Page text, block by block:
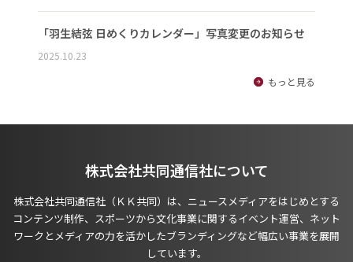
「羽生結弦 日めくりカレンダー」写真変更のお知らせ
2025.10.23
もっと見る
株式会社共同通信社について
株式会社共同通信社（ＫＫ共同）は、ニュースメディアをはじめとする
コンテンツ制作、スポーツから文化事業に関するイベント運営、ネット
ワークとメディアの力を活かしたブランディングなど幅広い事業を展開
しています。